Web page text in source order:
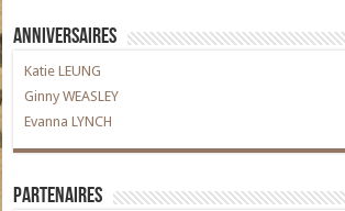
Anniversaires
Katie LEUNG
Ginny WEASLEY
Evanna LYNCH
Partenaires